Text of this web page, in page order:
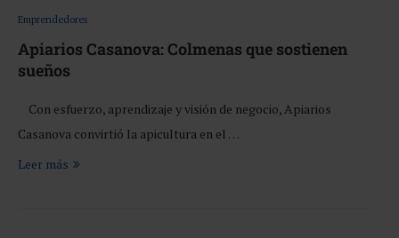
Emprendedores
Apiarios Casanova: Colmenas que sostienen
sueños
Con esfuerzo, aprendizaje y visión de negocio, Apiarios
Casanova convirtió la apicultura en el …
Leer más